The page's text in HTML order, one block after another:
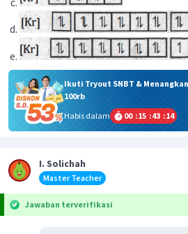
Ikuti Tryout SNBT &
100rb
Habis dalam
00 :15 :43 :14
I. Solichah
Master Teacher
Jawaban terverifikasi